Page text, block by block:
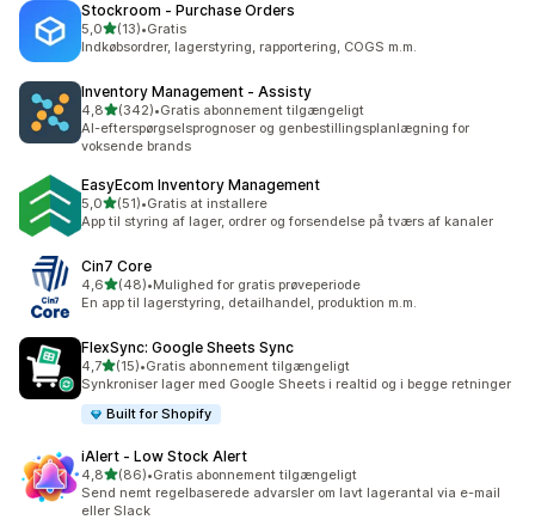
Stockroom ‑ Purchase Orders
5,0ud af 5 stjerner
(13)
13 anmeldelser i alt
•Gratis
Indkøbsordrer, lagerstyring, rapportering, COGS m.m.
Inventory Management ‑ Assisty
4,8ud af 5 stjerner
(342)
342 anmeldelser i alt
•Gratis abonnement tilgængeligt
AI-efterspørgselsprognoser og genbestillingsplanlægning for
voksende brands
EasyEcom Inventory Management
5,0ud af 5 stjerner
(51)
51 anmeldelser i alt
•Gratis at installere
App til styring af lager, ordrer og forsendelse på tværs af kanaler
Cin7 Core
4,6ud af 5 stjerner
(48)
48 anmeldelser i alt
•Mulighed for gratis prøveperiode
En app til lagerstyring, detailhandel, produktion m.m.
FlexSync: Google Sheets Sync
4,7ud af 5 stjerner
(15)
15 anmeldelser i alt
•Gratis abonnement tilgængeligt
Synkroniser lager med Google Sheets i realtid og i begge retninger
Built for Shopify
iAlert ‑ Low Stock Alert
4,8ud af 5 stjerner
(86)
86 anmeldelser i alt
•Gratis abonnement tilgængeligt
Send nemt regelbaserede advarsler om lavt lagerantal via e-mail
eller Slack